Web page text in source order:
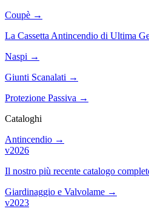
Coupè →
La Cassetta Antincendio di Ultima
Naspi →
Giunti Scanalati →
Protezione Passiva →
Cataloghi
Antincendio →
v2026
Il nostro più recente catalogo
Giardinaggio e Valvolame →
v2023